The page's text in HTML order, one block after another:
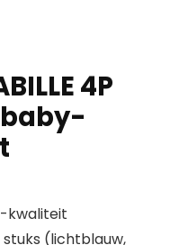
4P
baby-
kwaliteit
(lichtblauw,